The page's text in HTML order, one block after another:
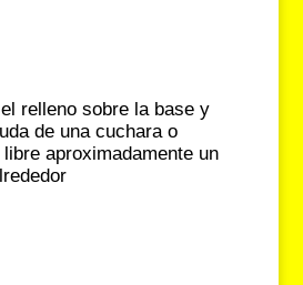
relleno sobre la base y
de una cuchara o
aproximadamente un